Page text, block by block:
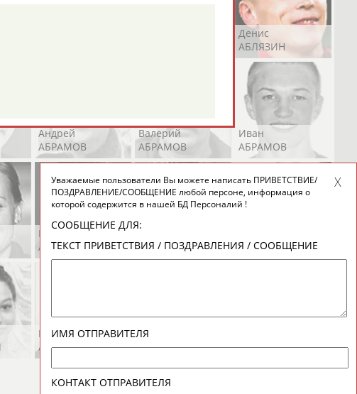
Денис
АБЛЯЗИН
Андрей
АБРАМОВ
Валерий
АБРАМОВ
Иван
АБРАМОВ
Екатерина
АБРАМОВА
Ирина
АБРАМОВА
АБРАМОВА
Иракли
АБРАМЯН
Осеп
АБРАМЯН
АБРАРОВ
Уважаемые пользователи Вы можете написать ПРИВЕТСТВИЕ/
ПОЗДРАВЛЕНИЕ/СООБЩЕНИЕ любой персоне, информация о
которой содержится в нашей БД Персоналий !
СООБЩЕНИЕ ДЛЯ:
ТЕКСТ ПРИВЕТСТВИЯ / ПОЗДРАВЛЕНИЯ / СООБЩЕНИЕ
ИМЯ ОТПРАВИТЕЛЯ
КОНТАКТ ОТПРАВИТЕЛЯ